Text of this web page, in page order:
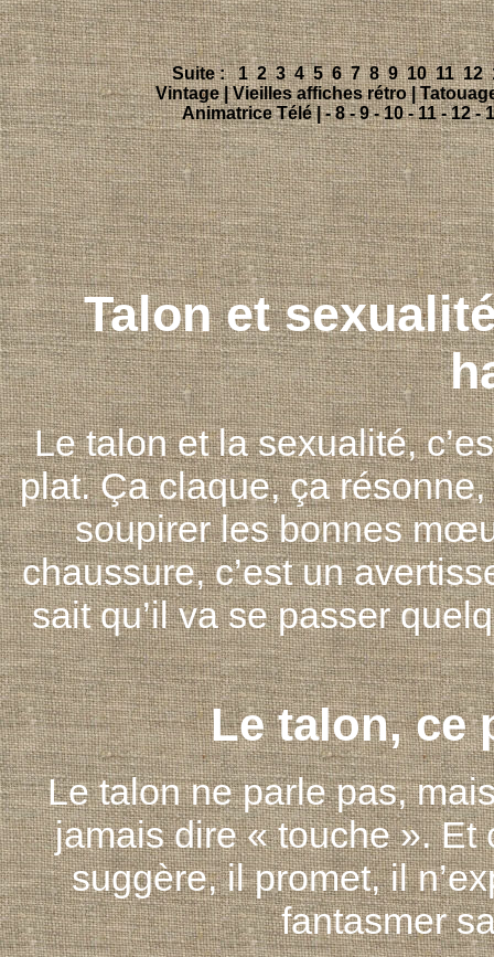
Talon et
Le talon et la sexualité,
plat. Ça claque, ça
soupirer les bonnes
chaussure, c’est un
sait qu’il va se passer
Le talon, ce
Le talon ne parle pas,
jamais dire « touche ». Et
suggère, il promet, il
fantasmer